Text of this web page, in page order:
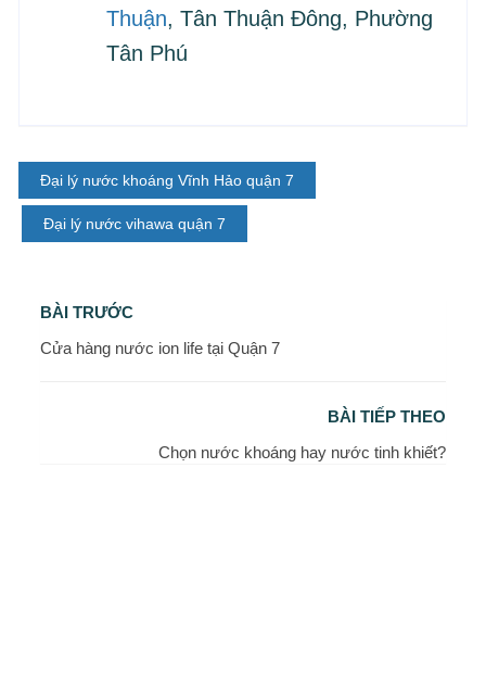
Thuận, Tân Thuận Đông, Phường
Tân Phú
Đại lý nước khoáng Vĩnh Hảo quận 7
Đại lý nước vihawa quận 7
BÀI TRƯỚC
Cửa hàng nước ion life tại Quận 7
BÀI TIẾP THEO
Chọn nước khoáng hay nước tinh khiết?